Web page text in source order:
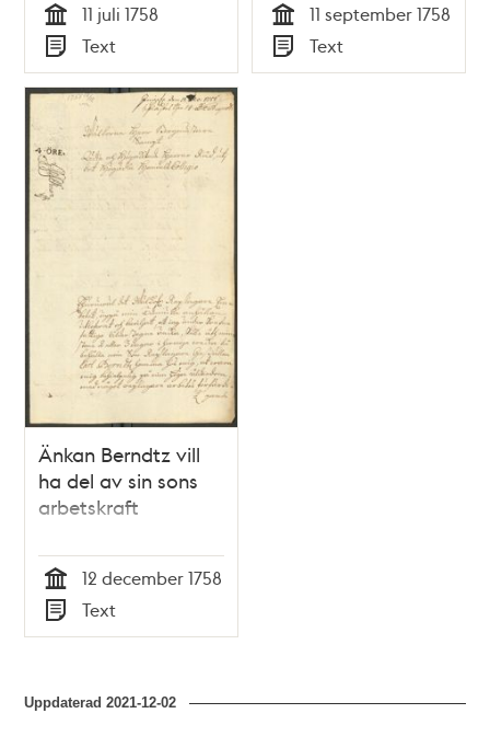
Tid
11 juli 1758
Typ
Text Tid
11 september 1758
Typ
Text
Änkan Berndtz vill
ha del av sin sons
arbetskraft
Tid
12 december 1758
Typ
Text
Uppdaterad2021-12-02